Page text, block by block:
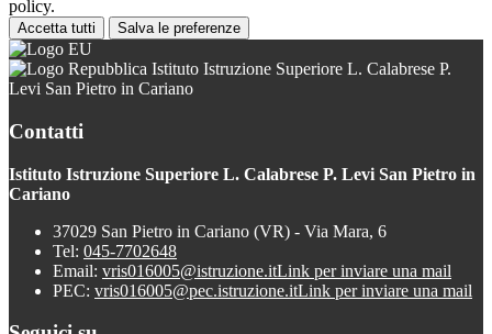
policy.
Accetta tutti Salva le preferenze
Istituto Istruzione Superiore L. Calabrese P.
Levi San Pietro in Cariano
Contatti
Istituto Istruzione Superiore L. Calabrese P. Levi San Pietro in
Cariano
37029 San Pietro in Cariano (VR) - Via Mara, 6
Tel: 045-7702648
Email: vris016005@istruzione.itLink per inviare una mail
PEC: vris016005@pec.istruzione.itLink per inviare una mail